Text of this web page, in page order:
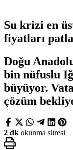
Su krizi en
fiyatları
Doğu
bin nüfuslu
büyüyor.
çözüm
2 dk okunma süresi